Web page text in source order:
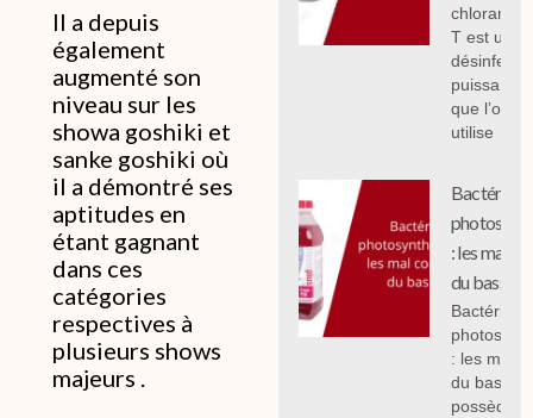
Il a depuis
également
augmenté son
niveau sur les
showa goshiki et
sanke goshiki où
il a démontré ses
aptitudes en
étant gagnant
dans ces
catégories
respectives à
plusieurs shows
majeurs .
chloramine
T est un
puissant
que l’on
utilise
Bactéries
: les mal
du bassin.
Bactéries
: les mal
du bassin,
possèdent